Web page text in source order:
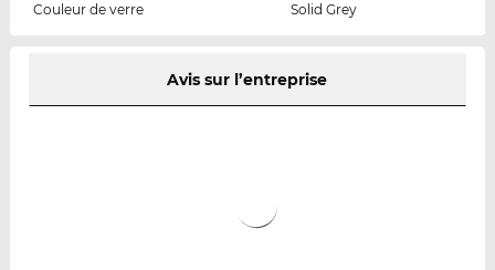
Couleur de verre
Solid Grey
Avis sur l’entreprise